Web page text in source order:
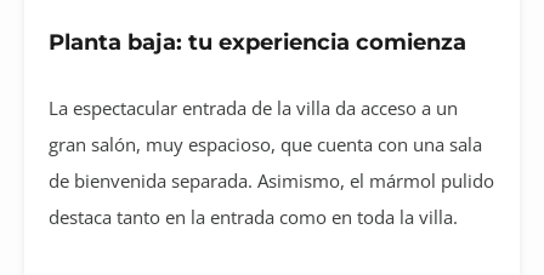
Planta baja: tu experiencia comienza
La espectacular entrada de la villa da acceso a un
gran salón, muy espacioso, que cuenta con una sala
de bienvenida separada. Asimismo, el mármol pulido
destaca tanto en la entrada como en toda la villa.